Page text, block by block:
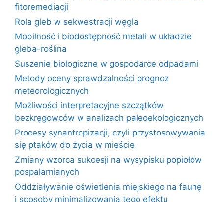
fitoremediacji
Rola gleb w sekwestracji węgla
Mobilność i biodostępność metali w układzie
gleba-roślina
Suszenie biologiczne w gospodarce odpadami
Metody oceny sprawdzalności prognoz
meteorologicznych
Możliwości interpretacyjne szczątków
bezkręgowców w analizach paleoekologicznych
Procesy synantropizacji, czyli przystosowywania
się ptaków do życia w mieście
Zmiany wzorca sukcesji na wysypisku popiołów
pospalarnianych
Oddziaływanie oświetlenia miejskiego na faunę
i sposoby minimalizowania tego efektu